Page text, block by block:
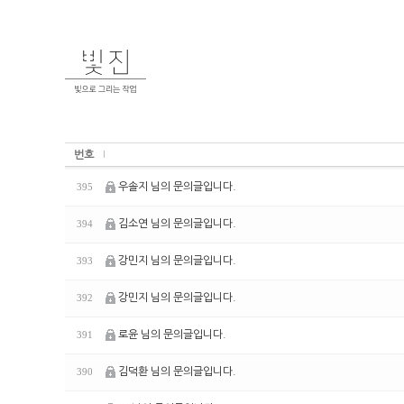
번호
395 우솔지 님의 문의글입니다.
394 김소연 님의 문의글입니다.
393 강민지 님의 문의글입니다.
392 강민지 님의 문의글입니다.
391 로윤 님의 문의글입니다.
390 김덕환 님의 문의글입니다.